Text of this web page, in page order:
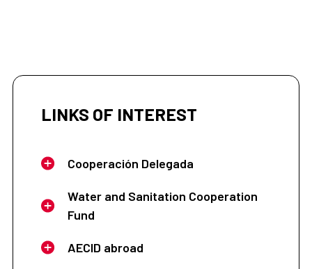
LINKS OF INTEREST
Cooperación Delegada
Water and Sanitation Cooperation
Fund
AECID abroad